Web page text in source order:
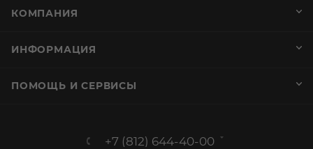
КОМПАНИЯ
ИНФОРМАЦИЯ
ПОМОЩЬ И СЕРВИСЫ
+7 (812) 644-40-00